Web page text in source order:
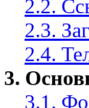
2.2.
2.3.
2.4.
3.
3.1.